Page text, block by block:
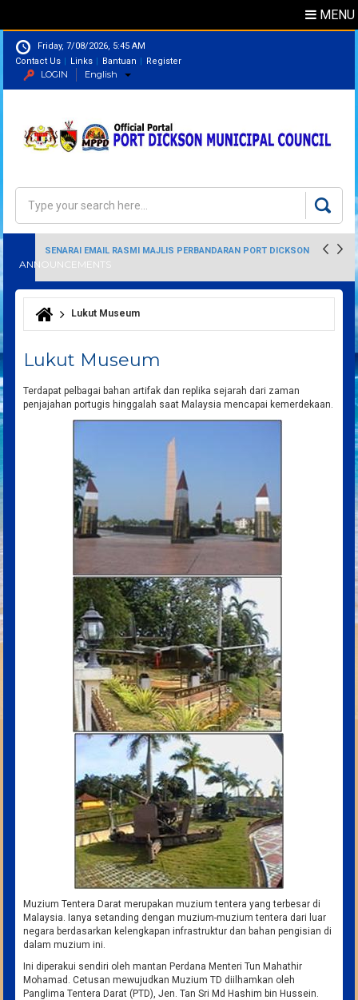
MENU
Friday, 7/08/2026, 5:45 AM
Contact Us
Links Bantuan Register
LOGIN English
Search form
ANNOUNCEMENTS
SENARAI EMAIL RASMI MAJLIS PERBANDARAN PORT DICKSON
You are here
Lukut Museum
Lukut Museum
Terdapat pelbagai bahan artifak dan replika sejarah dari zaman
penjajahan portugis hinggalah saat Malaysia mencapai kemerdekaan.
Muzium Tentera Darat merupakan muzium tentera yang terbesar di
Malaysia. Ianya setanding dengan muzium-muzium tentera dari luar
negara berdasarkan kelengkapan infrastruktur dan bahan pengisian di
dalam muzium ini.
Ini diperakui sendiri oleh mantan Perdana Menteri Tun Mahathir
Mohamad. Cetusan mewujudkan Muzium TD diilhamkan oleh
Panglima Tentera Darat (PTD), Jen. Tan Sri Md Hashim bin Hussein.